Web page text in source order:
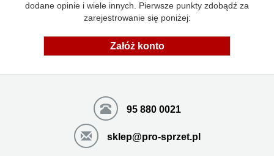
dodane opinie i wiele innych. Pierwsze punkty zdobądź za
zarejestrowanie się poniżej:
Załóż konto
95 880 0021
sklep@pro-sprzet.pl